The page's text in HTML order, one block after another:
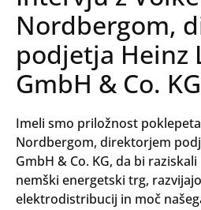
Nordbergom,
podjetja Heinz
GmbH & Co. KG
Imeli smo priložnost
Nordbergom, direktorjem
GmbH & Co. KG, da bi
nemški energetski trg,
elektrodistribucij in moč